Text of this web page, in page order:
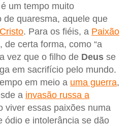
um tempo muito
de quaresma, aquele que
. Para os fiéis, a Paixão
de certa forma, como “a
vez que o filho de Deus se
em sacrifício pelo mundo.
em meio a uma guerra,
a invasão russa a
viver essas paixões numa
ódio e intolerância se dão